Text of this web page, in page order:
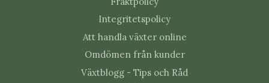
Toppa skotten regelbundet för att få plantan
Låt inte hela jordklumpen torka ut.
Sticklingar rotar sig lätt i vatten eller fuktig
Integritetspolicy
Att handla växter online
Omdömen från kunder
Växtblogg - Tips och Råd